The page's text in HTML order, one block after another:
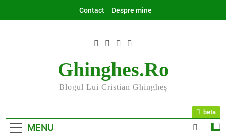
Contact Despre mine
Ghinghes.ro
Blogul Lui Cristian Ghingheș
MENU
beta